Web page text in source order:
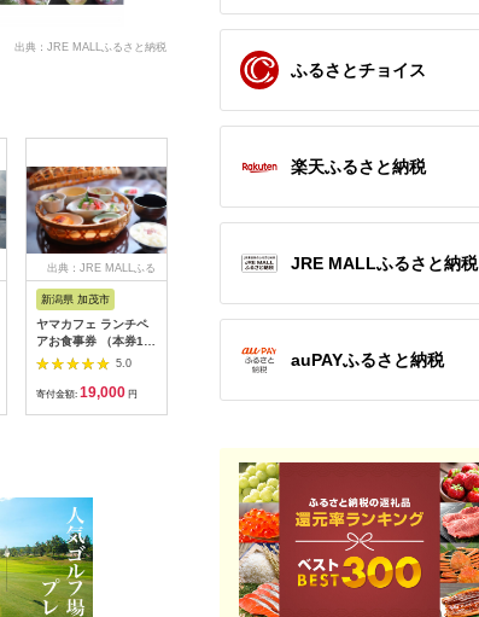
出典：JRE MALLふるさと納税
出典：JRE MALLふる
新潟県 加茂市
ヤマカフェ ランチペ
アお食事券 （本券1枚
で2名様ご利用）北越
の小京都の老舗割烹
「山重」料亭ランチペ
5.0
寄付金額: 19,000 円
出典：ふるさとチョイ
田舎そば打ち体験(体
験 田舎 自然 松浦市
そば そば打ち )【D3-
5.0
出典：ふるなび
【小田原市】JTBふる
（150,000円分）有効
5.0
ふるさとチョイス
楽天ふるさと納税
JRE MALLふるさと納税
auPAYふるさと納税